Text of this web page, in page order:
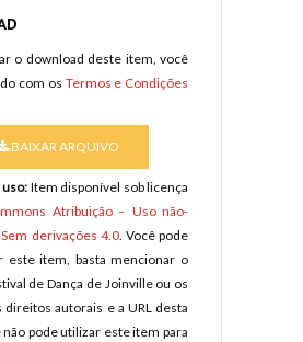
o download deste item, você
com os Termos e Condições
BAIXAR ARQUIVO
uso: Item disponível sob licença
Atribuição – Uso não-
derivações 4.0. Você pode
este item, basta mencionar o
de Dança de Joinville ou os
autorais e a URL desta
não pode utilizar este item para